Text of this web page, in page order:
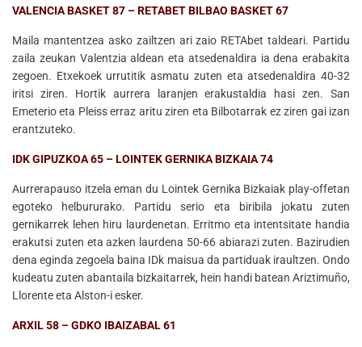
VALENCIA BASKET 87 – RETABET BILBAO BASKET 67
Maila mantentzea asko zailtzen ari zaio RETAbet taldeari. Partidu
zaila zeukan Valentzia aldean eta atsedenaldira ia dena erabakita
zegoen. Etxekoek urrutitik asmatu zuten eta atsedenaldira 40-32
iritsi ziren. Hortik aurrera laranjen erakustaldia hasi zen. San
Emeterio eta Pleiss erraz aritu ziren eta Bilbotarrak ez ziren gai izan
erantzuteko.
IDK GIPUZKOA 65 – LOINTEK GERNIKA BIZKAIA 74
Aurrerapauso itzela eman du Lointek Gernika Bizkaiak play-offetan
egoteko helbururako. Partidu serio eta biribila jokatu zuten
gernikarrek lehen hiru laurdenetan. Erritmo eta intentsitate handia
erakutsi zuten eta azken laurdena 50-66 abiarazi zuten. Bazirudien
dena eginda zegoela baina IDk maisua da partiduak iraultzen. Ondo
kudeatu zuten abantaila bizkaitarrek, hein handi batean Ariztimuño,
Llorente eta Alston-i esker.
ARXIL 58 – GDKO IBAIZABAL 61